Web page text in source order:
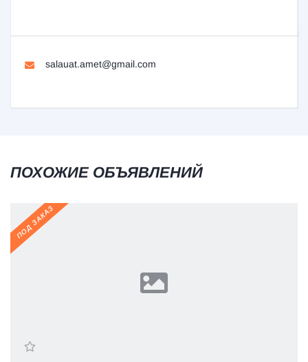
salauat.amet@gmail.com
ПОХОЖИЕ ОБЪЯВЛЕНИЙ
ПОД ЗАКАЗ